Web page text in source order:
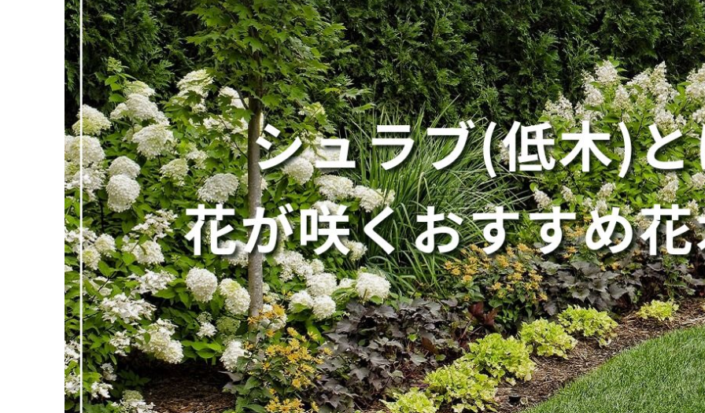
お問い合わせフォーム
後日メールにて回答させていただきます。